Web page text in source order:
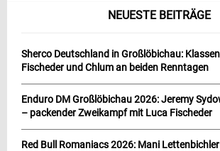
NEUESTE BEITRÄGE
Sherco Deutschland in Großlöbichau:
Fischeder und Chlum an beiden Renntagen
Enduro DM Großlöbichau 2026: Jeremy
– packender Zweikampf mit Luca Fischeder
Red Bull Romaniacs 2026: Mani